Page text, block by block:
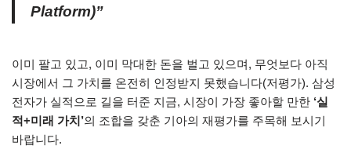
Platform)”
이미 팔고 있고, 이미 막대한 돈을 벌고 있으며, 무엇보다 아직
시장에서 그 가치를 온전히 인정받지 못했습니다(저평가). 삼성
전자가 실적으로 길을 터준 지금, 시장이 가장 좋아할 만한 ‘실
적+미래 가치’의 조합을 갖춘 기아의 재평가를 주목해 보시기
바랍니다.